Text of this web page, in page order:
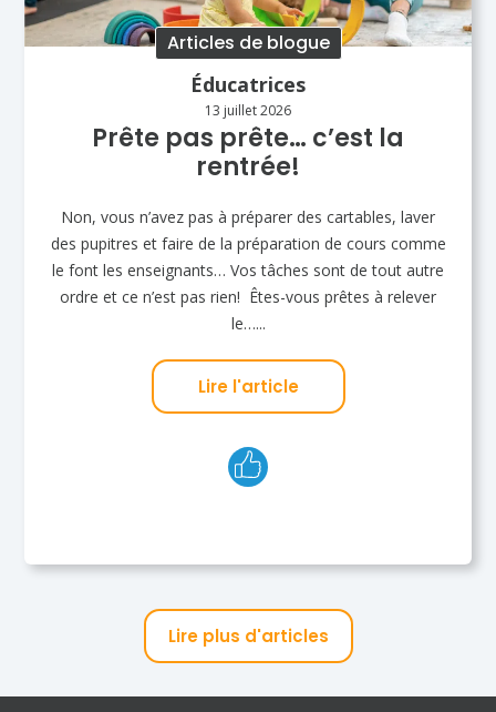
Articles de blogue
Éducatrices
13 juillet 2026
Prête pas prête… c’est la
rentrée!
Non, vous n’avez pas à préparer des cartables, laver
des pupitres et faire de la préparation de cours comme
le font les enseignants… Vos tâches sont de tout autre
ordre et ce n’est pas rien! Êtes-vous prêtes à relever
le…...
Lire l'article
Lire plus d'articles